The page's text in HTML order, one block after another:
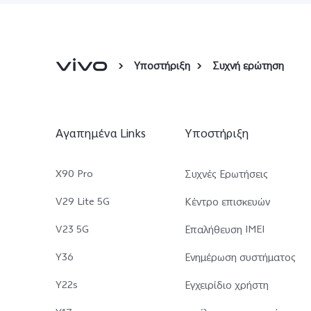
Υποστήριξη Συχνή ερώτηση
Αγαπημένα Links
X90 Pro
V29 Lite 5G
V23 5G
Y36
Y22s
Υποστήριξη
Συχνές Ερωτήσεις
Κέντρο επισκευών
Επαλήθευση IMEI
Ενημέρωση συστήματος
Εγχειρίδιο χρήστη